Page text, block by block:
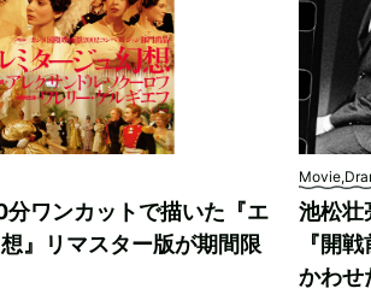
ワンカットで描いた『エ
』リマスター版が期間限
池松壮
『開
かわせ